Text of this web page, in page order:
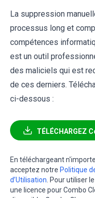
La suppression
processus long et
compétences
est un outil
des maliciels qui est
de ces derniers.
ci-dessous :
TÉLÉCHARGEZ
En téléchargeant
acceptez notre Politique
d’Utilisation. Pour utiliser
une licence pour Combo